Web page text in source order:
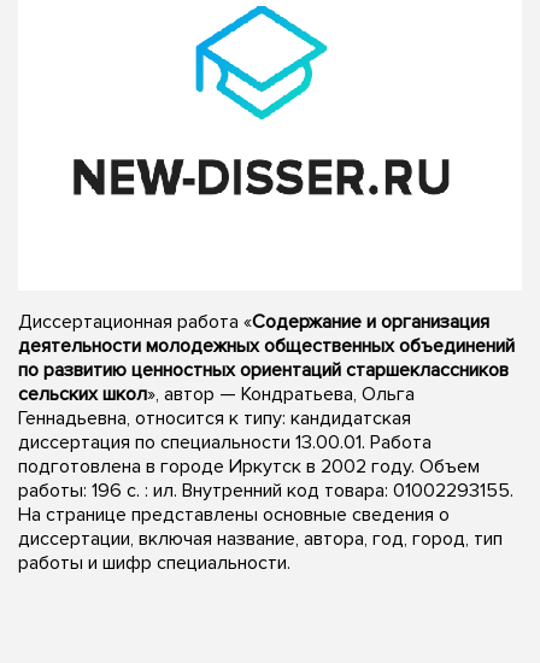
Диссертационная работа «Содержание и организация
деятельности молодежных общественных объединений
по развитию ценностных ориентаций старшеклассников
сельских школ», автор — Кондратьева, Ольга
Геннадьевна, относится к типу: кандидатская
диссертация по специальности 13.00.01. Работа
подготовлена в городе Иркутск в 2002 году. Объем
работы: 196 с. : ил. Внутренний код товара: 01002293155.
На странице представлены основные сведения о
диссертации, включая название, автора, год, город, тип
работы и шифр специальности.